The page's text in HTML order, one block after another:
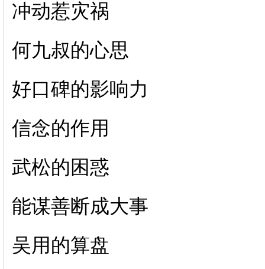
冲动惹灾祸
何九叔的心思
好口碑的影响力
信念的作用
武松的困惑
能谋善断成大事
吴用的算盘